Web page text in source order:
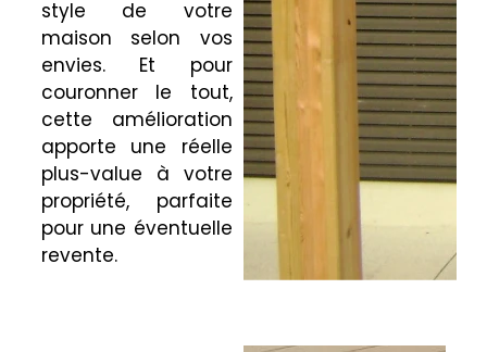
style de votre
maison selon vos
envies. Et pour
couronner le tout,
cette amélioration
apporte une réelle
plus-value à votre
propriété, parfaite
pour une éventuelle
revente.